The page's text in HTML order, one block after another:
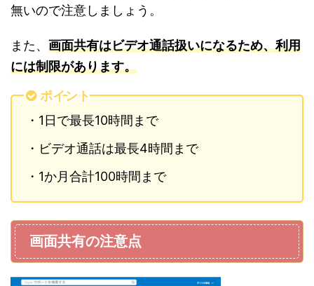
無いので注意しましょう。
また、 画面共有はビデオ通話扱いになるため、利用
には制限があります。
ポイント
・1日で最長10時間まで
・ビデオ通話は最長4時間まで
・1か月合計100時間まで
画面共有の注意点